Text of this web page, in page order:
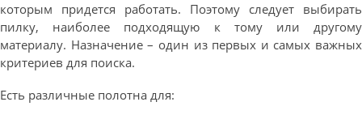
которым придется работать. Поэтому следует выбирать
пилку, наиболее подходящую к тому или другому
материалу. Назначение – один из первых и самых важных
критериев для поиска.
Есть различные полотна для: